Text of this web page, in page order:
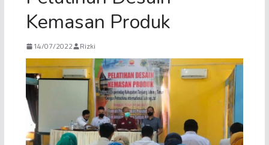
Kemasan Produk
14/07/2022 Rizki